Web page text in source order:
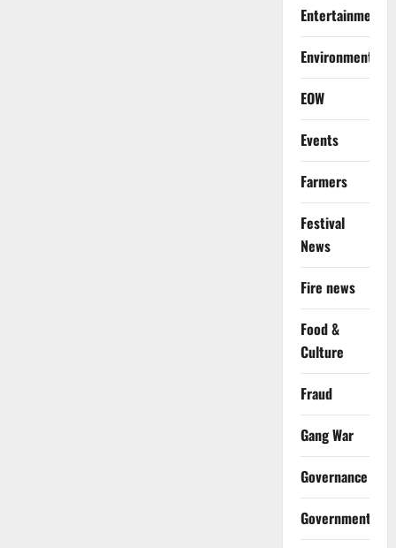
Entertainment
Environment
EOW
Events
Farmers
Festival
News
Fire news
Food &
Culture
Fraud
Gang War
Governance
Government